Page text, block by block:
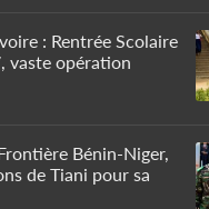
: Rentrée Scolaire
vaste opération
Bénin-Niger,
de Tiani pour sa